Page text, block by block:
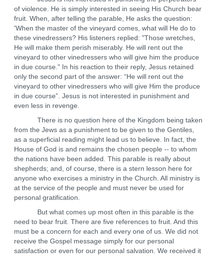
of violence. He is simply interested in seeing His Church bear
fruit. When, after telling the parable, He asks the question:
'When the master of the vineyard comes, what will He do to
these vinedressers? His listeners replied: "Those wretches,
He will make them perish miserably. He will rent out the
vineyard to other vinedressers who will give him the produce
in due course." In his reaction to their reply, Jesus retained
only the second part of the answer: “He will rent out the
vineyard to other vinedressers who will give Him the produce
in due course”. Jesus is not interested in punishment and
even less in revenge.
There is no question here of the Kingdom being taken
from the Jews as a punishment to be given to the Gentiles,
as a superficial reading might lead us to believe. In fact, the
House of God is and remains the chosen people -- to whom
the nations have been added. This parable is really about
shepherds; and, of course, there is a stern lesson here for
anyone who exercises a ministry in the Church. All ministry is
at the service of the people and must never be used for
personal gratification.
But what comes up most often in this parable is the
need to bear fruit. There are five references to fruit. And this
must be a concern for each and every one of us. We did not
receive the Gospel message simply for our personal
satisfaction or even for our personal salvation. We received it